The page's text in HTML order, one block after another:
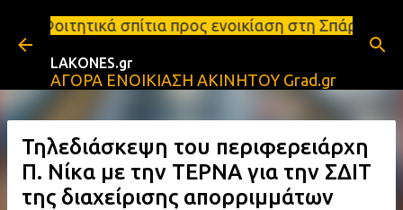
Μετάβαση στο κύριο περιεχόμενο
προς ενοικίαση στη Σπάρτη Ενοικιάσεις
LAKONES.gr
ΑΓΟΡΑ ΕΝΟΙΚΙΑΣΗ ΑΚΙΝΗΤΟΥ Grad.gr
Τηλεδιάσκεψη του περιφερειάρχη
Π. Νίκα με την ΤΕΡΝΑ για την ΣΔΙΤ
της διαχείρισης απορριμμάτων